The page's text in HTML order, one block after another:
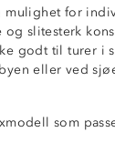
mulighet for
og slitesterk
godt til turer i
eller ved
som